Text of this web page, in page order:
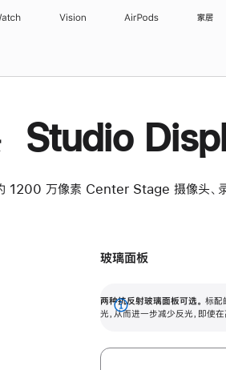
Vision AirPods 家居
Studio
1200 万像素 Center Stage 摄像头、录
有高亮光源的场所使用，也能保持出色画
玻璃面板
两种抗反射玻璃面板可选。 标配
光，从而进一步减少反光，即使
展